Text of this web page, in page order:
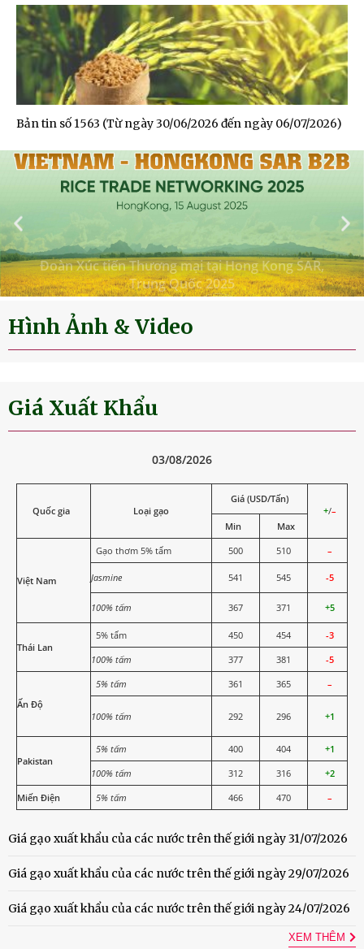
Bản tin số 1563 (Từ ngày 30/06/2026 đến ngày 06/07/2026)
Đoàn Xúc tiến Thương mại tại Hong Kong SAR,
Trung Quốc 2025
Hình Ảnh & Video
Giá Xuất Khẩu
03/08/2026
Quốc gia Loại gạo
Giá (USD/Tấn)
+/–
Min
Max
Việt Nam
Gạo thơm 5% tấm 500 510 –
Jasmine 541 545 -5
100% tấm 367 371 +5
Thái Lan
5% tấm 450 454
-3
100% tấm
377 381 -5
Ấn Độ
5% tấm 361 365 –
100% tấm 292 296 +1
Pakistan
5% tấm 400 404
+1
100% tấm
312 316
+2
Miến Điện
5% tấm 466 470 –
Giá gạo xuất khẩu của các nước trên thế giới ngày 31/07/2026
Giá gạo xuất khẩu của các nước trên thế giới ngày 29/07/2026
Giá gạo xuất khẩu của các nước trên thế giới ngày 24/07/2026
XEM THÊM